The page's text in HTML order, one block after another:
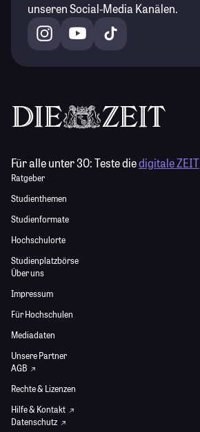
unseren Social-Media Kanälen.
Für alle unter 30:Teste diedigitale ZEIT
Ratgeber
Studienthemen
Studienformate
Hochschulorte
Studienplatzbörse
Über uns
Impressum
Für Hochschulen
Mediadaten
Unsere Partner
AGB
Rechte & Lizenzen
Hilfe & Kontakt
Datenschutz